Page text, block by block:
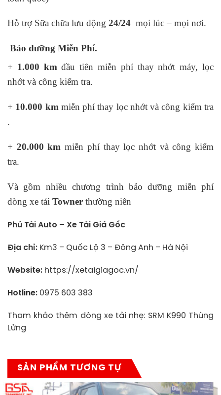
Hỗ trợ Sữa chữa lưu động 24/24 mọi lúc – mọi nơi.
Bảo dưỡng Miễn Phí.
+ 1.000 km đầu tiên miễn phí thay nhớt máy, lọc
nhớt và công kiểm tra.
+ 10.000 km miễn phí thay lọc nhớt và công kiểm tra
.
+ 20.000 km miễn phí thay lọc nhớt và công kiểm
tra.
Và gồm nhiều chương trình bảo dưỡng miễn phí
dòng xe tải Towner thường niên
Phú Tài Auto – Xe Tải Giá Gốc
Địa chỉ: Km3 – Quốc Lộ 3 – Đông Anh – Hà Nội
Website: https://xetaigiagoc.vn/
Hotline: 0975 603 383
Tham khảo thêm dòng xe tải nhẹ: SRM K990 Thùng
Lửng
SẢN PHẨM TƯƠNG TỰ